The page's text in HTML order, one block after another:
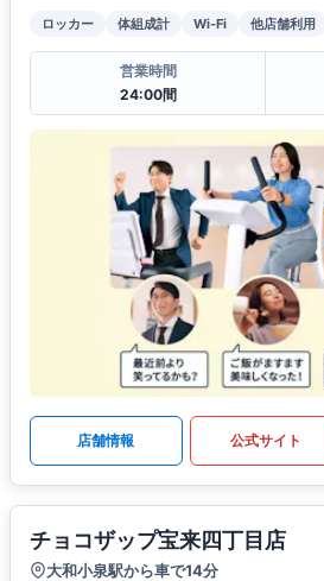
ロッカー 体組成計 Wi-Fi 他店舗利用
営業時間
24:00間
店舗情報 公式サイト
チョコザップ宝来四丁目店
大和小泉駅から車で14分